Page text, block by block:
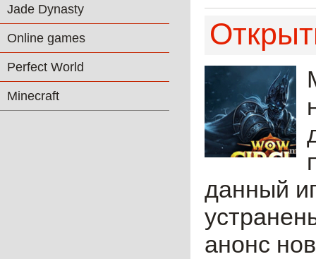
Jade Dynasty
Online games
Perfect World
Minecraft
данный
анонс